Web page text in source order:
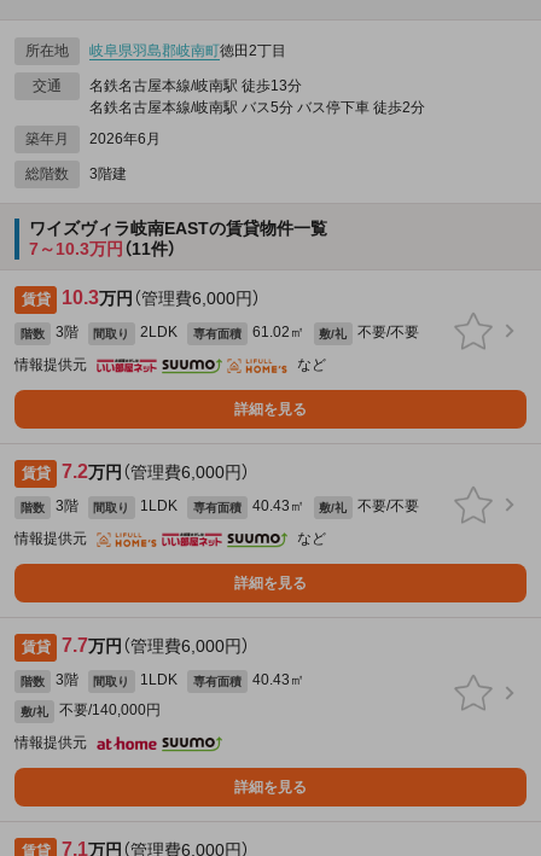
所在地 岐阜県羽島郡岐南町徳田2丁目
交通
名鉄名古屋本線/岐南駅 徒歩13分
名鉄名古屋本線/岐南駅 バス5分 バス停下車 徒歩2分
築年月
2026年6月
総階数 3階建
ワイズヴィラ岐南EASTの賃貸物件一覧
7～10.3万円 （11件）
賃貸 10.3万円 （管理費6,000円）
階数 3階 間取り 2LDK 専有面積 61.02㎡ 敷/礼
不要/不要
情報提供元
など
詳細を見る
賃貸 7.2万円 （管理費6,000円）
階数 3階 間取り 1LDK 専有面積 40.43㎡ 敷/礼
不要/不要
情報提供元
など
詳細を見る
賃貸 7.7万円 （管理費6,000円）
階数 3階 間取り 1LDK 専有面積 40.43㎡
敷/礼
不要/140,000円
情報提供元
詳細を見る
賃貸 7.1万円 （管理費6,000円）